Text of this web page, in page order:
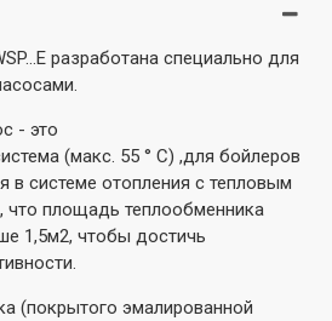
разработана специально для
- это
(макс. 55 ° C) ,для бойлеров
в системе отопления с тепловым
что площадь теплообменника
1,5м2, чтобы достичь
(покрытого эмалированной